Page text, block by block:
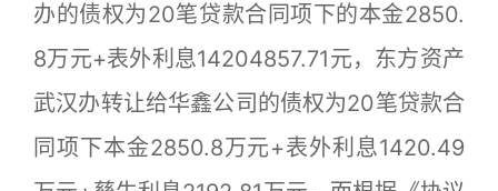
办的债权为20笔贷款合同项下的本金2850.
8万元+表外利息14204857.71元，东方资产
武汉办转让给华鑫公司的债权为20笔贷款合
同项下本金2850.8万元+表外利息1420.49